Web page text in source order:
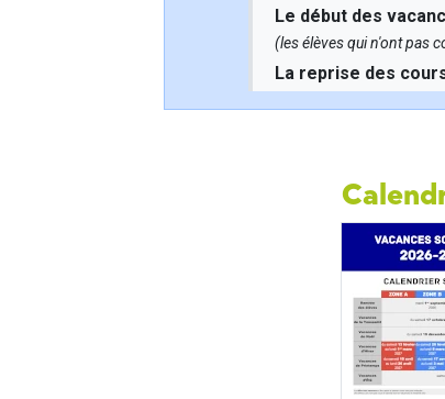
Le début des
(les élèves qui n'ont pas
La reprise des